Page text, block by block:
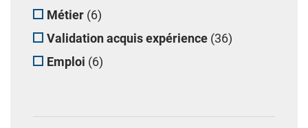
Métier (6)
Validation acquis expérience (36)
Emploi (6)